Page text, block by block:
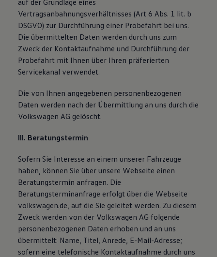
auf der Grundlage eines
Vertragsanbahnungsverhältnisses (Art 6 Abs. 1 lit. b
DSGVO) zur Durchführung einer Probefahrt bei uns.
Die übermittelten Daten werden durch uns zum
Zweck der Kontaktaufnahme und Durchführung der
Probefahrt mit Ihnen über Ihren präferierten
Servicekanal verwendet.
Die von Ihnen angegebenen personenbezogenen
Daten werden nach der Übermittlung an uns durch die
Volkswagen AG gelöscht.
III. Beratungstermin
Sofern Sie Interesse an einem unserer Fahrzeuge
haben, können Sie über unsere Webseite einen
Beratungstermin anfragen. Die
Beratungsterminanfrage erfolgt über die Webseite
volkswagen.de, auf die Sie geleitet werden. Zu diesem
Zweck werden von der Volkswagen AG folgende
personenbezogenen Daten erhoben und an uns
übermittelt: Name, Titel, Anrede, E-Mail-Adresse;
sofern eine telefonische Kontaktaufnahme durch uns